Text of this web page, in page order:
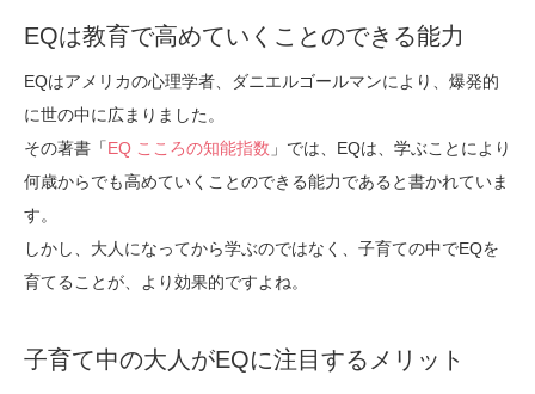
EQは教育で高めていくことのできる能力
EQはアメリカの心理学者、ダニエルゴールマンにより、爆発的
に世の中に広まりました。
その著書「EQ こころの知能指数 」では、EQは、学ぶことにより
何歳からでも高めていくことのできる能力であると書かれていま
す。
しかし、大人になってから学ぶのではなく、子育ての中でEQを
育てることが、より効果的ですよね。
子育て中の大人がEQに注目するメリット